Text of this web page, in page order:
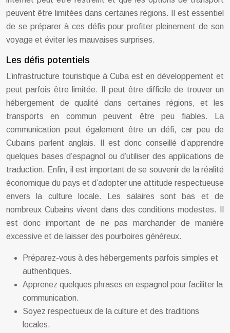
peuvent être limitées dans certaines régions. Il est essentiel
de se préparer à ces défis pour profiter pleinement de son
voyage et éviter les mauvaises surprises.
Les défis potentiels
L’infrastructure touristique à Cuba est en développement et
peut parfois être limitée. Il peut être difficile de trouver un
hébergement de qualité dans certaines régions, et les
transports en commun peuvent être peu fiables. La
communication peut également être un défi, car peu de
Cubains parlent anglais. Il est donc conseillé d’apprendre
quelques bases d’espagnol ou d’utiliser des applications de
traduction. Enfin, il est important de se souvenir de la réalité
économique du pays et d’adopter une attitude respectueuse
envers la culture locale. Les salaires sont bas et de
nombreux Cubains vivent dans des conditions modestes. Il
est donc important de ne pas marchander de manière
excessive et de laisser des pourboires généreux.
Préparez-vous à des hébergements parfois simples et
authentiques.
Apprenez quelques phrases en espagnol pour faciliter la
communication.
Soyez respectueux de la culture et des traditions
locales.